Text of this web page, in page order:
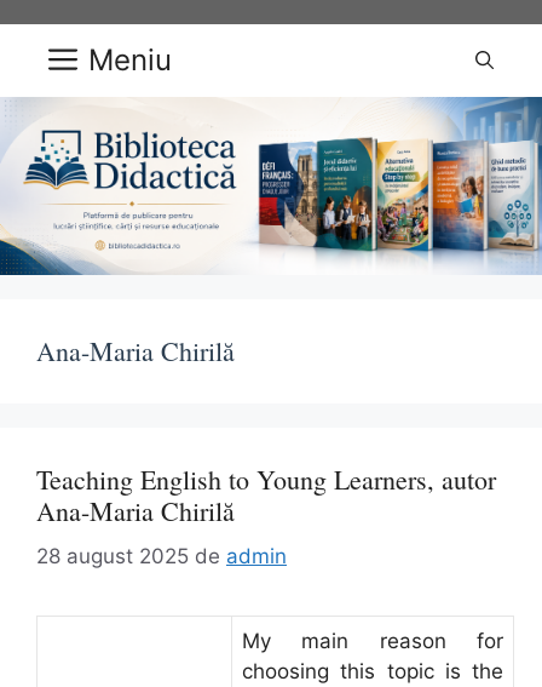
conținut Meniu
Ana-Maria Chirilă
Teaching English to Young Learners, autor
Ana-Maria Chirilă
28 august 2025 de admin
My main reason for
choosing this topic is the